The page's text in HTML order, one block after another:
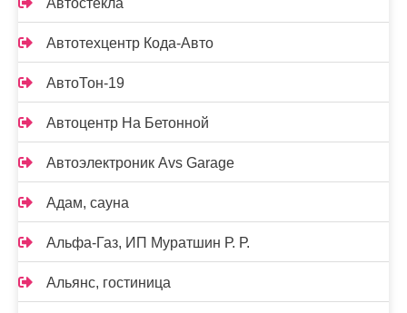
Автотехцентр Кода-Авто
АвтоТон-19
Автоцентр На Бетонной
Автоэлектроник Avs Garage
Адам, сауна
Альфа-Газ, ИП Муратшин Р. Р.
Альянс, гостиница